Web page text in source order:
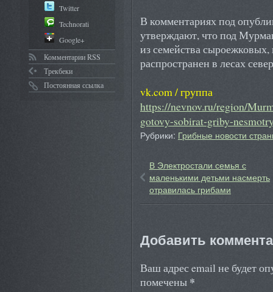
Twitter
Technorati
Google+
Комментарии RSS
Трекбеки
Постоянная ссылка
В комментариях под
утверждают, что под
из семейства
распространен в лесах
vk.com / группа
https://nevnov.ru/region/
gotovy-sobirat-griby-
Рубрики: Грибные новости
В Электростали семья с
маленькими детьми насмерть
отравилась грибами
Добавить
Ваш адрес email не будет
помечены *